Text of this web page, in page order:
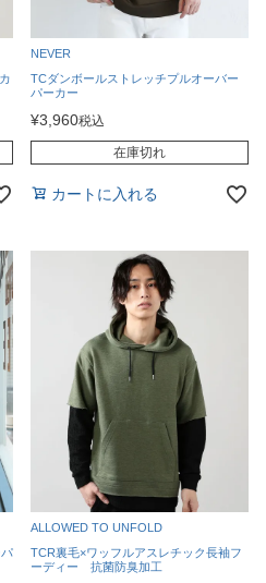
NEVER
TCダンボールストレッチプルオーバー
パーカー
¥3,960税込
在庫切れ
カートに入れる
ALLOWED TO UNFOLD
TCR裏毛×ワッフルアスレチック長袖フ
ーディー 抗菌防臭加工